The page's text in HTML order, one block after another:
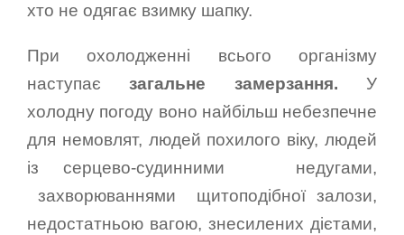
хто не одягає взимку шапку.
При охолодженні всього організму
наступаєзагальне замерзання. У
холодну погоду воно найбільш небезпечне
для немовлят, людей похилого віку, людей
із серцево-судинними недугами,
захворюваннями щитоподібної залози,
недостатньою вагою, знесилених дієтами,